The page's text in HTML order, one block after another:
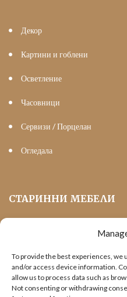
To provide the best experiences,
and/or access device information.
allow us to process data such as
Not consenting or withdrawing
Декор
Картини и гоблени
Осветление
Часовници
Сервизи / Порцелан
Огледала
СТАРИННИ МЕБЕЛИ
Трапезни маси и столове
Шкафове и витрини